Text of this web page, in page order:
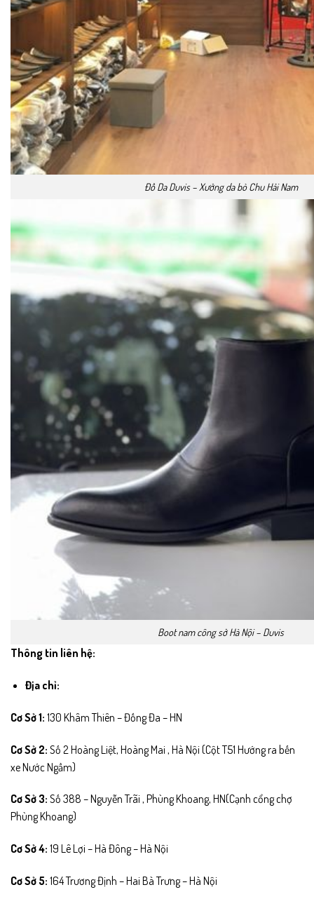
Đồ Da Duvis – Xưởng da bò Chu Hải Nam
Boot nam công sở Hà Nội – Duvis
Thông tin liên hệ:
Địa chỉ:
Cơ Sở 1: 130 Khâm Thiên – Đống Đa – HN
Cơ Sở 2: Số 2 Hoàng Liệt, Hoàng Mai , Hà Nội (Cột T51 Hướng ra bến
xe Nước Ngầm)
Cơ Sở 3: Số 388 – Nguyễn Trãi , Phùng Khoang, HN(Cạnh cổng chợ
Phùng Khoang)
Cơ Sở 4: 19 Lê Lợi – Hà Đông – Hà Nội
Cơ Sở 5: 164 Trương Định – Hai Bà Trưng – Hà Nội